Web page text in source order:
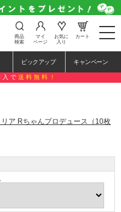
t
o
e
n
g
o
商品
検索
マイ
ページ
お気に
入り
カート
ピックアップ キャンペーン
で 送料無料！
ア Rちゃんプロデュース（10枚